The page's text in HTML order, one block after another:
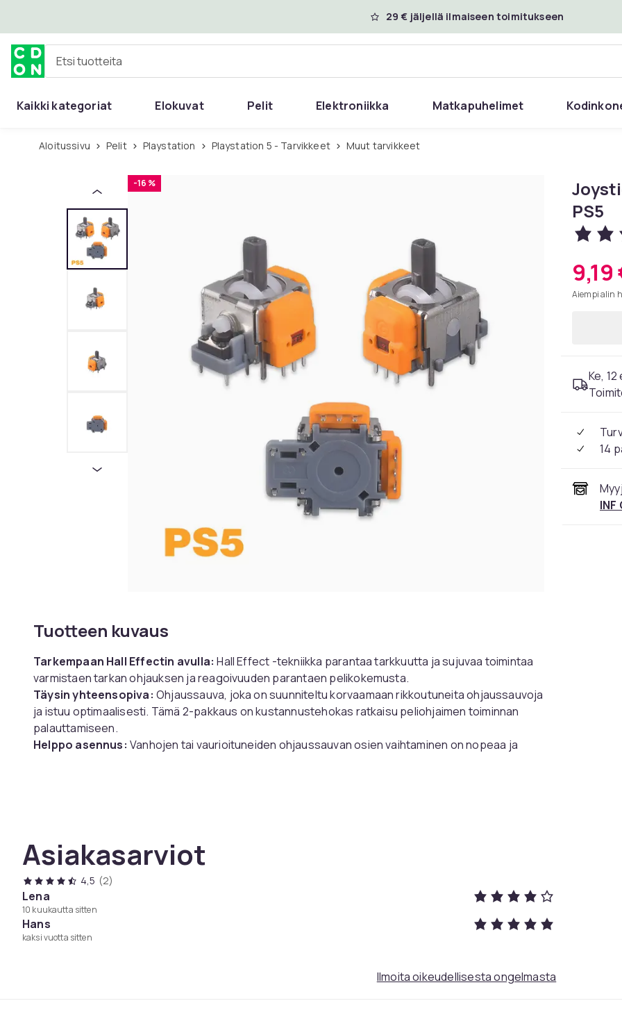
29 € jäljellä ilmaiseen toimitukseen
Etsi tuotteita
Kaikki kategoriat Elokuvat Pelit Elektroniikka Matkapuhelimet
Aloitussivu Pelit Playstation Playstation 5 - Tarvikkeet Muut tarvikkeet
-16 %
Tuotteen kuvaus
Tarkempaan Hall Effectin avulla: Hall Effect -tekniikka parantaa tarkkuutta ja sujuvaa toimintaa
varmistaen tarkan ohjauksen ja reagoivuuden parantaen pelikokemusta.
Täysin yhteensopiva: Ohjaussauva, joka on suunniteltu korvaamaan rikkoutuneita ohjaussauvoja
ja istuu optimaalisesti. Tämä 2-pakkaus on kustannustehokas ratkaisu peliohjaimen toiminnan
palauttamiseen.
Helppo asennus: Vanhojen tai vaurioituneiden ohjaussauvan osien vaihtaminen on nopeaa ja
Koko: 2,5 x 2,5 x 2,5 cm
Materiaali: rauta, magneetti
Saatavilla: PS4, PS5, XBox One, Nintendo Switch Pro
Paketti sisältää:
2 x Joystick Hall-efektillä joystickille
ddb16bdd-012e-4b03-bfab-754a84a7afde
Asiakasarviot
4,5 (2)
Lena
10 kuukautta sitten
Hans
kaksi vuotta sitten
PS5
9,19
Aiempi alin
Ke,
14
INF
Ilmoita oikeudellisesta ongelmasta